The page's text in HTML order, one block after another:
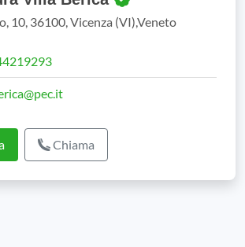
10, 36100, Vicenza (VI),Veneto
Chiama